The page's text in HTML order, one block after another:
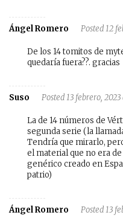
Ángel Romero Posted 12
De los 14 tomitos de
quedaría fuera??. gracias
Suso Posted 13 febrero, 2023
La de 14 números de
segunda serie (la
Tendría que mirarlo,
el material que no era
genérico creado en
patrio)
Ángel Romero Posted 13